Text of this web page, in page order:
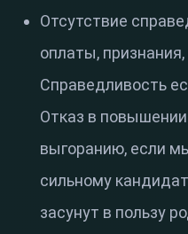
Отсутствие
оплаты,
Справедливость
Отказ в
выгоранию, если
сильному
засунут в пользу